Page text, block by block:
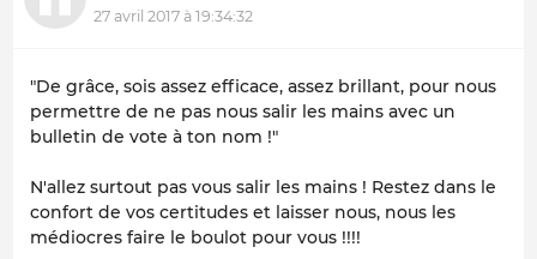
27 avril 2017 à 19:34:32
"De grâce, sois assez efficace, assez brillant, pour nous
permettre de ne pas nous salir les mains avec un
bulletin de vote à ton nom !"
N'allez surtout pas vous salir les mains ! Restez dans le
confort de vos certitudes et laisser nous, nous les
médiocres faire le boulot pour vous !!!!